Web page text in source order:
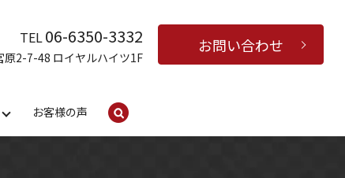
TEL06-6350-3332
2-7-48 ロイヤルハイツ1F
お問い合わせ
お客様の声